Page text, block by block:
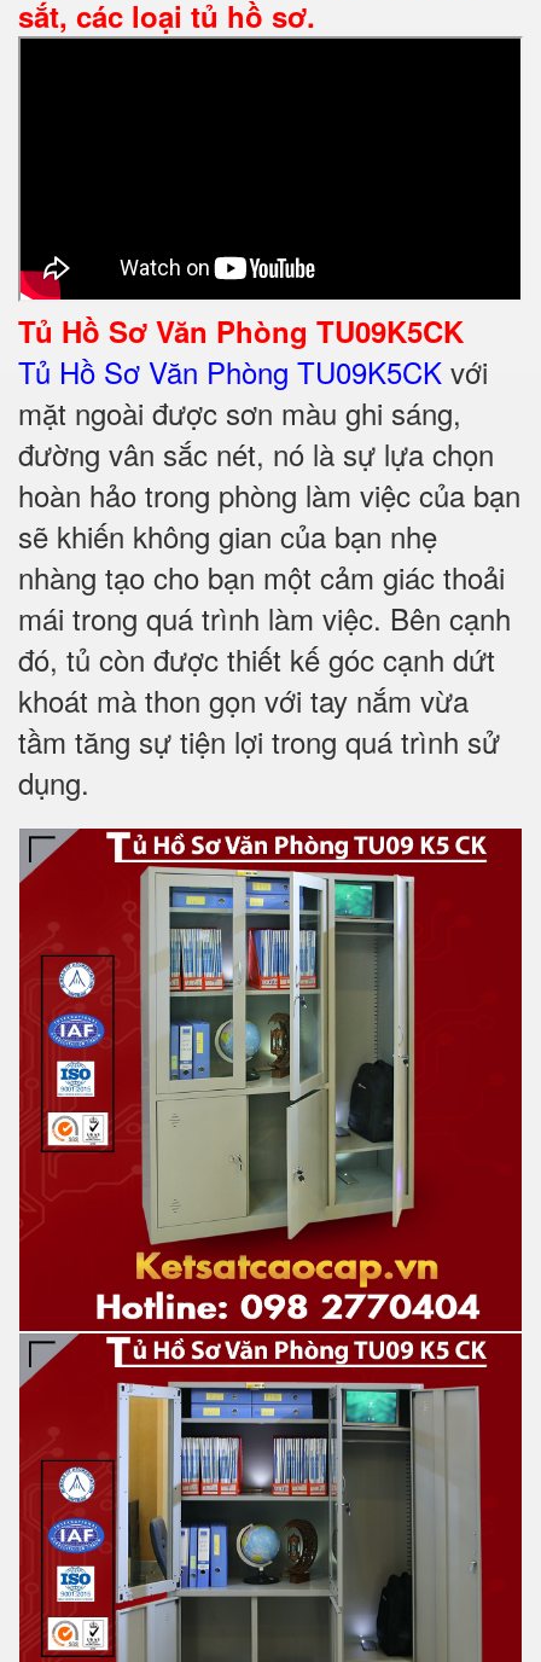
sắt, các loại tủ hồ sơ.
Tủ Hồ Sơ Văn Phòng TU09K5CK
Tủ Hồ Sơ Văn Phòng TU09K5CK với
mặt ngoài được sơn màu ghi sáng,
đường vân sắc nét, nó là sự lựa chọn
hoàn hảo trong phòng làm việc của bạn
sẽ khiến không gian của bạn nhẹ
nhàng tạo cho bạn một cảm giác thoải
mái trong quá trình làm việc. Bên cạnh
đó, tủ còn được thiết kế góc cạnh dứt
khoát mà thon gọn với tay nắm vừa
tầm tăng sự tiện lợi trong quá trình sử
dụng.